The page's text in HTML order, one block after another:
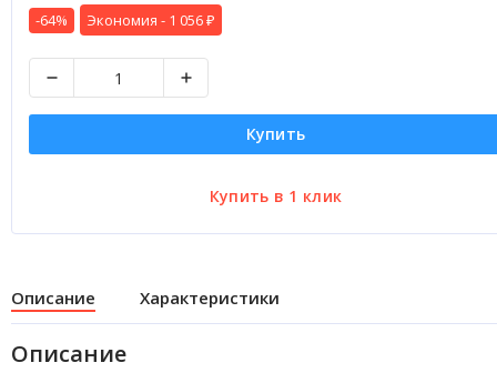
-64% Экономия - 1 056 ₽
Купить
Описание Характеристики
Описание